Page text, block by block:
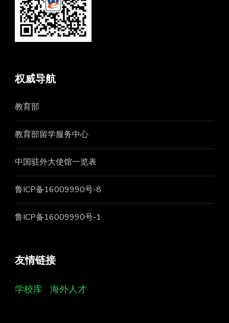
权威导航
教育部
教育部留学服务中心
中国驻外大使馆一览表
鲁ICP备16009990号-8
鲁ICP备16009990号-1
友情链接
学校库 海外人才